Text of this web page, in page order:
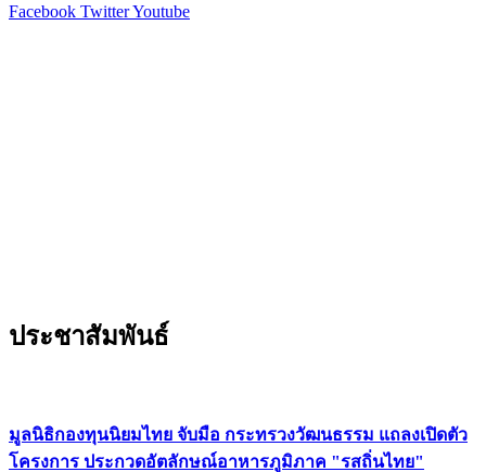
Facebook TwitterYoutube
ประชาสัมพันธ์
มูลนิธิกองทุนนิยมไทย จับมือ กระทรวงวัฒนธรรม แถลงเปิดตัว
โครงการ ประกวดอัตลักษณ์อาหารภูมิภาค "รสถิ่นไทย"